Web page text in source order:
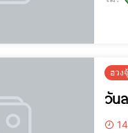
ฮวง
วัน